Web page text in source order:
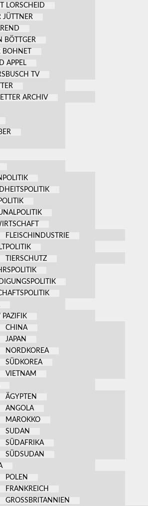
LORSCHEID
JÜTTNER
BÖTTGER
BOHNET
APPEL
TV
ARCHIV
FLEISCHINDUSTRIE
TIERSCHUTZ
PAZIFIK
CHINA
JAPAN
NORDKOREA
SÜDKOREA
VIETNAM
ÄGYPTEN
ANGOLA
MAROKKO
SUDAN
SÜDAFRIKA
SÜDSUDAN
POLEN
FRANKREICH
GROSSBRITANNIEN